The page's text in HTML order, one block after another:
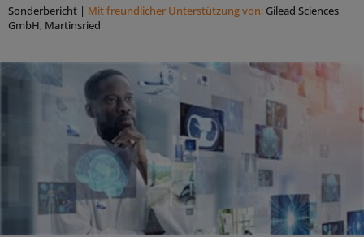
Sonderbericht | Mit freundlicher Unterstützung von: Gilead Sciences
GmbH, Martinsried